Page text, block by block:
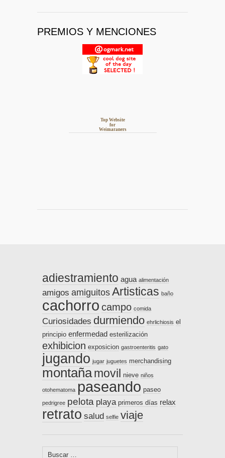
PREMIOS Y MENCIONES
Top Website
for
Weimaraners
adiestramiento agua alimentación
amigos amiguitos Artisticas baño
cachorro campo comida
Curiosidades durmiendo ehrlichiosis el
principio enfermedad esterilización
exhibicion exposicion gastroenteritis gato
jugando jugar juguetes merchandising
montañamovil nieve niños
otohematoma paseando paseo
pedrigree pelota playa primeros días relax
retrato salud selfie viaje
Buscar: